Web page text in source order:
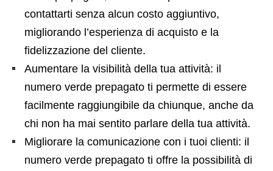
contattarti senza alcun costo aggiuntivo,
migliorando l’esperienza di acquisto e la
fidelizzazione del cliente.
Aumentare la visibilità della tua attività: il
numero verde prepagato ti permette di essere
facilmente raggiungibile da chiunque, anche da
chi non ha mai sentito parlare della tua attività.
Migliorare la comunicazione con i tuoi clienti: il
numero verde prepagato ti offre la possibilità di